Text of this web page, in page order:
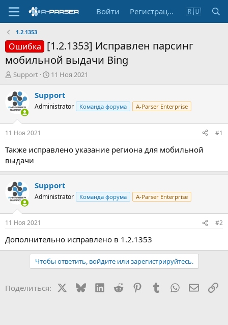
Войти Регистрация 🇷🇺
1.2.1353
Ошибка [1.2.1353] Исправлен парсинг
мобильной выдачи Bing
А
т
о
р
т
е
м
ы
Support
Д
т
а
н
а
л
11 Ноя 2021
Support
Administrator Команда форума A-Parser Enterprise
11 Ноя 2021 #1
Также исправлено указание региона для мобильной
выдачи
Support
Administrator Команда форума A-Parser Enterprise
11 Ноя 2021 #2
Дополнительно исправлено в 1.2.1353
Чтобы ответить, войдите или зарегистрируйтесь.
Поделиться: BlueskyLinkedIn
Reddit PinterestTumblr WhatsApp